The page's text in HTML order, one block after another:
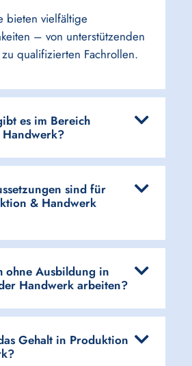
bieten vielfältige
– von unterstützenden
qualifizierten Fachrollen.
es im Bereich
sind für
& Handwerk
ohne Ausbildung in
Handwerk arbeiten?
Gehalt in Produktion